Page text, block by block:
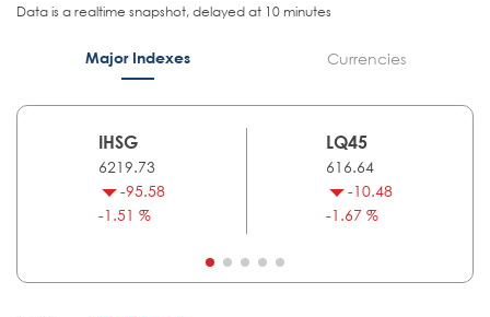
Data is a realtime snapshot, delayed at 10 minutes
Major Indexes Currencies
IHSG
6219.73
-95.58
-1.51 %
LQ45
616.64
-10.48
-1.67 %